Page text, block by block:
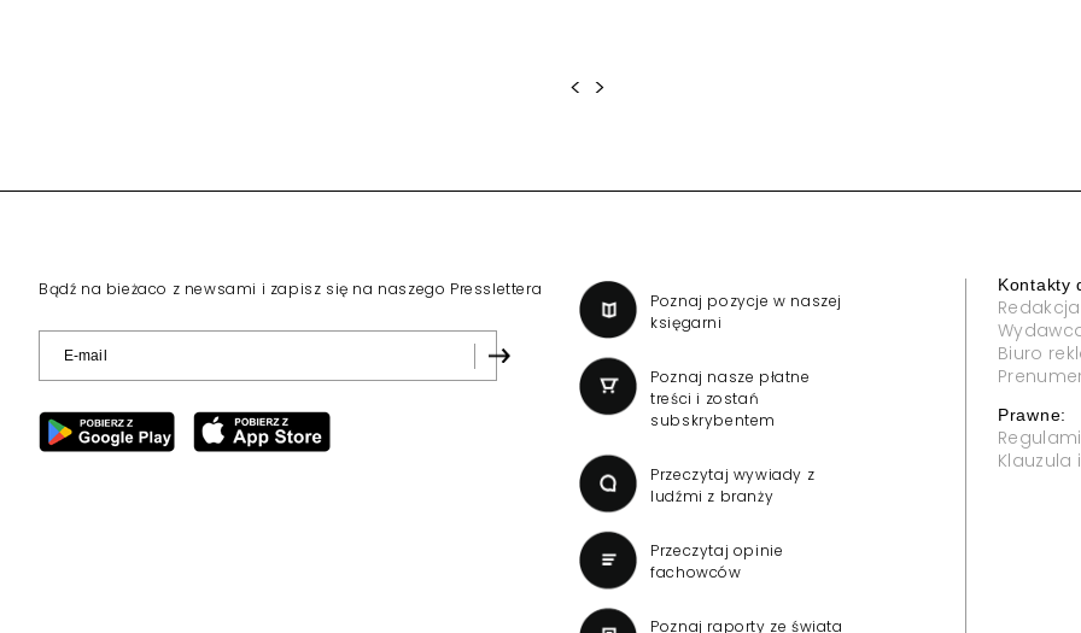
< >
Bądź na bieżaco z newsami i zapisz się na naszego Presslettera
Poznaj pozycje w naszej
księgarni
Poznaj nasze płatne
treści i zostań
subskrybentem
Przeczytaj wywiady z
ludźmi z branży
Przeczytaj opinie
fachowców
Poznaj raporty ze świata
Kontakty
Redakcja
Biuro
Prawne: